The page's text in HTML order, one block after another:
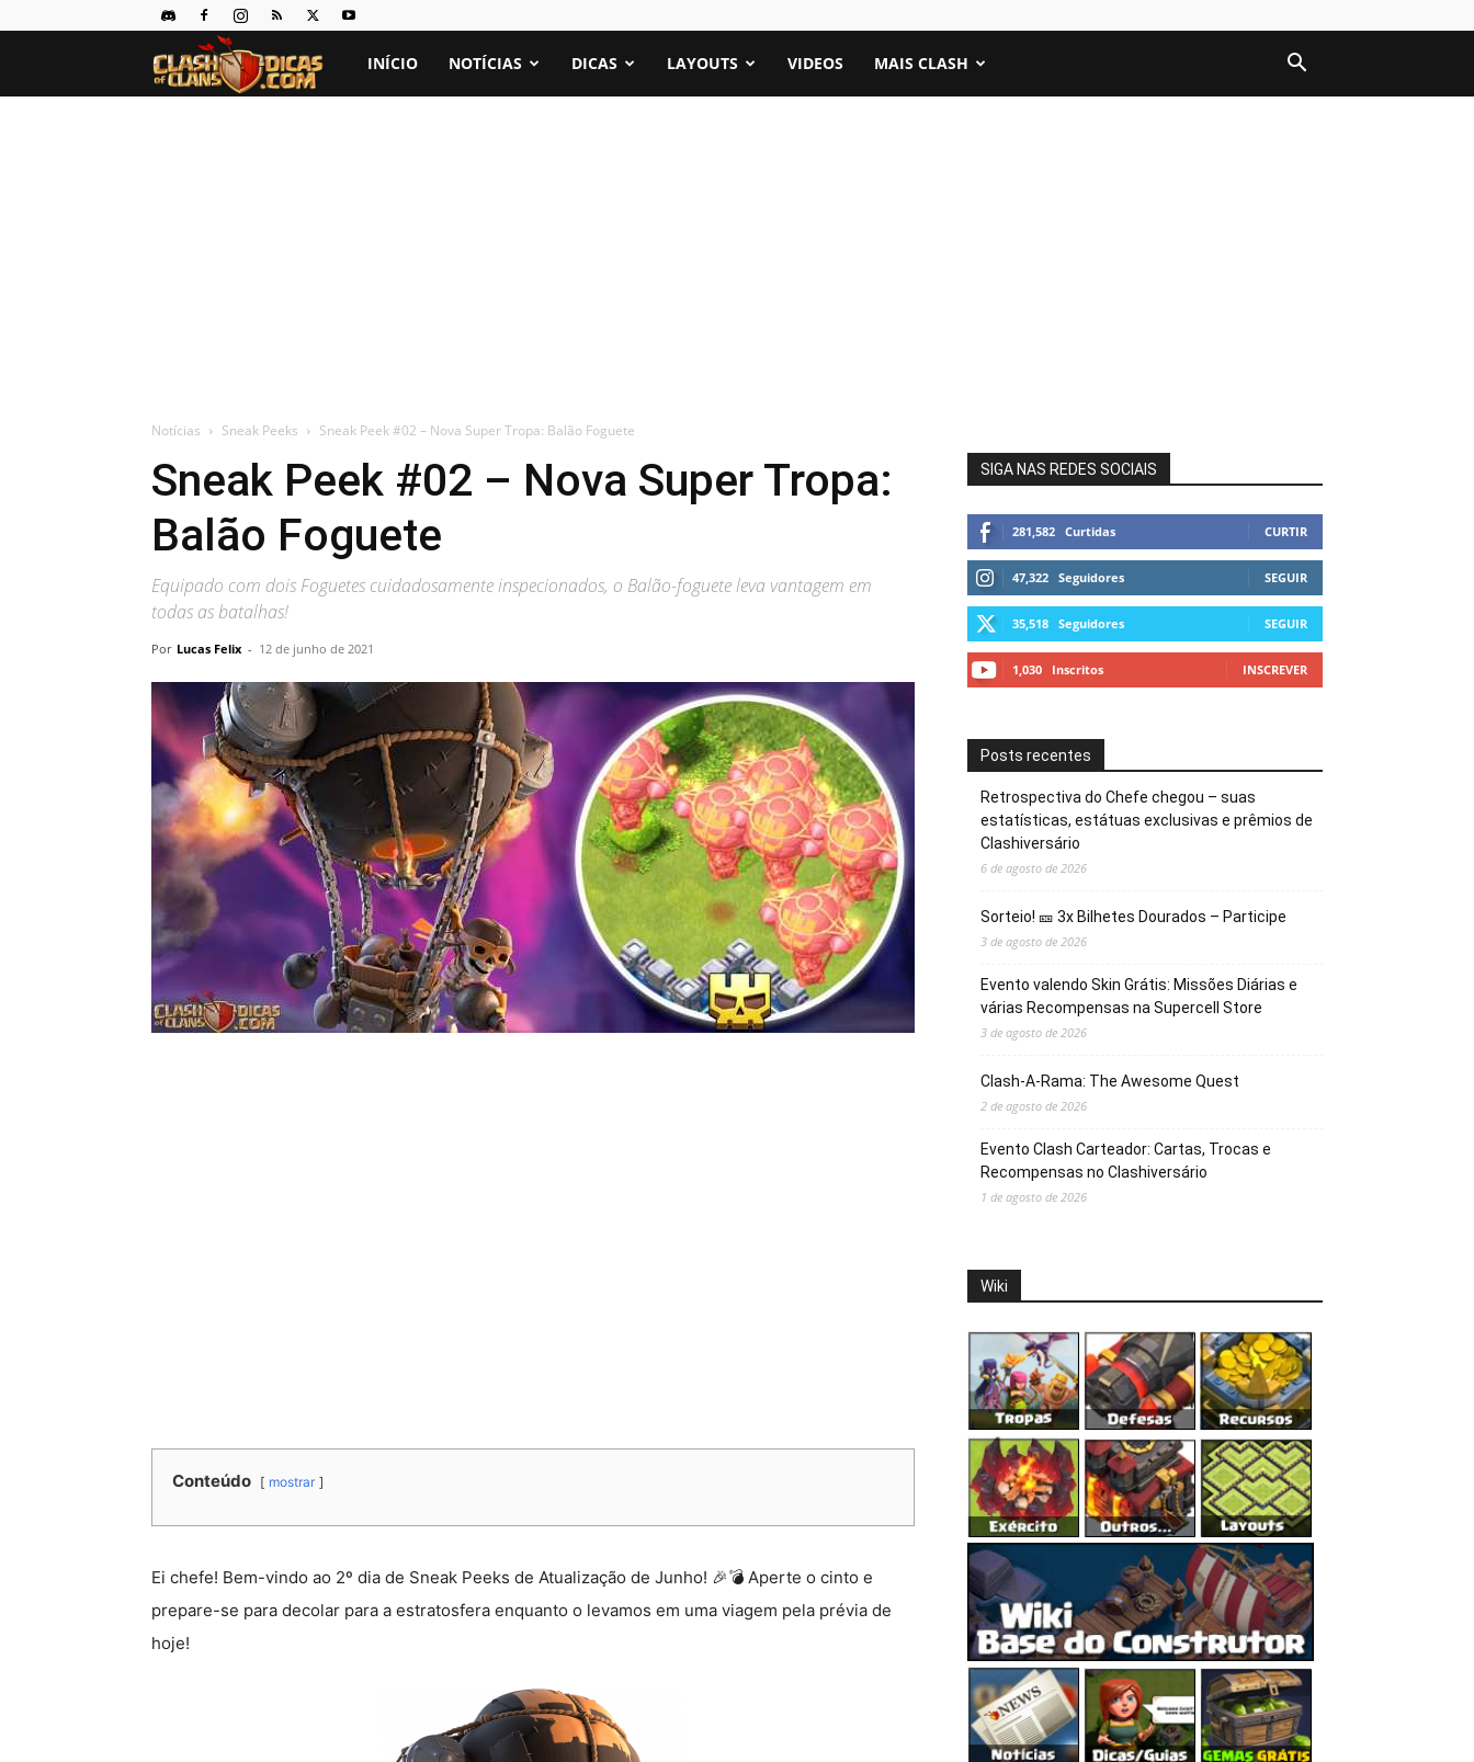
Clash
INÍCIO NOTÍCIAS DICAS LAYOUTS VIDEOS MAIS CLASH
Notícias Sneak Peeks Sneak Peek #02 – Nova Super Tropa: Balão Foguete
Sneak Peek #02 – Nova Super Tropa:
Balão Foguete
Equipado com dois Foguetes cuidadosamente inspecionados, o Balão-foguete leva vantagem em
todas as batalhas!
Por Lucas Felix - 12 de junho de 2021
Conteúdo mostrar
Ei chefe! Bem-vindo ao 2º dia de Sneak Peeks de Atualização de Junho! 🎉💣 Aperte o cinto e
prepare-se para decolar para a estratosfera enquanto o levamos em uma viagem pela prévia de
hoje!
SIGA NAS REDES SOCIAIS
281,582 Curtidas CURTIR
47,322 Seguidores SEGUIR
35,518 Seguidores SEGUIR
1,030 Inscritos INSCREVER
Posts recentes
Retrospectiva do Chefe chegou – suas
estatísticas, estátuas exclusivas e prêmios de
Clashiversário
6 de agosto de 2026
Sorteio! 🎫 3x Bilhetes Dourados – Participe
3 de agosto de 2026
Evento valendo Skin Grátis: Missões Diárias e
várias Recompensas na Supercell Store
3 de agosto de 2026
Clash-A-Rama: The Awesome Quest
2 de agosto de 2026
Evento Clash Carteador: Cartas, Trocas e
Recompensas no Clashiversário
1 de agosto de 2026
Wiki